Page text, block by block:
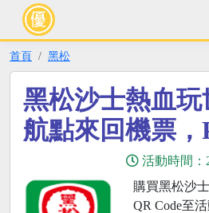
首頁 黑松
黑松沙士熱血
航點來回機票，
活動時間：
購買黑松沙
QR Code至